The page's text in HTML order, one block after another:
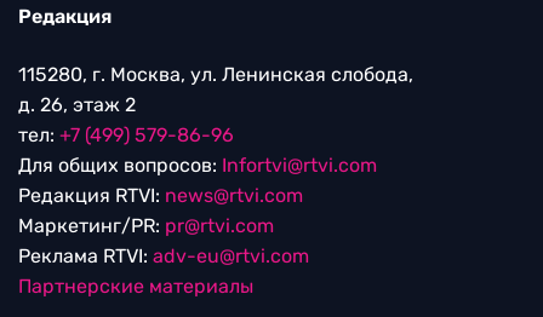
Редакция
115280, г. Москва, ул. Ленинская слобода,
д. 26, этаж 2
тел: +7 (499) 579-86-96
Для общих вопросов: Infortvi@rtvi.com
Редакция RTVI: news@rtvi.com
Маркетинг/PR: pr@rtvi.com
Реклама RTVI: adv-eu@rtvi.com
Партнерские материалы